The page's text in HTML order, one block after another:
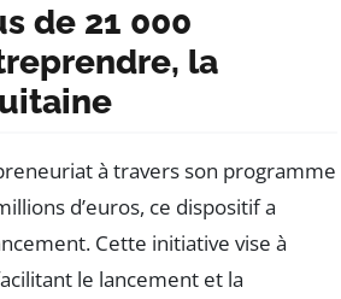
de 21 000
la
à travers son programme
d’euros, ce dispositif a
Cette initiative vise à
le lancement et la